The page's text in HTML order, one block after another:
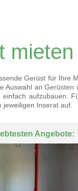
Gerüst für Ihre
Auswahl an
einfach aufzubauen.
jeweiligen Inserat auf.
Angebote: